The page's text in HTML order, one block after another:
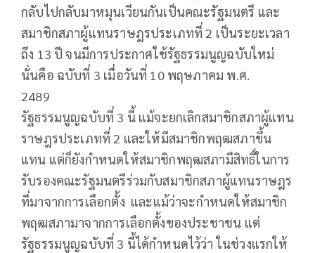
กลับไปกลับมาหมุนเวียนกันเป็นคณะรัฐมนตรี และ
สมาชิกสภาผู้แทนราษฎรประเภทที่ 2 เป็นระยะเวลา
ถึง 13 ปี จนมีการประกาศใช้รัฐธรรมนูญฉบับใหม่
นั่นคือ ฉบับที่ 3 เมื่อวันที่ 10 พฤษภาคม พ.ศ.
2489
รัฐธรรมนูญฉบับที่ 3 นี้ แม้จะยกเลิกสมาชิกสภาผู้แทน
ราษฎรประเภทที่ 2 และให้มีสมาชิกพฤฒสภาขึ้น
แทน แต่ก็ยังกำหนดให้สมาชิกพฤฒสภามีสิทธิ์ในการ
รับรองคณะรัฐมนตรีร่วมกับสมาชิกสภาผู้แทนราษฎร
ที่มาจากการเลือกตั้ง และแม้ว่าจะกำหนดให้สมาชิก
พฤฒสภามาจากการเลือกตั้งของประชาชน แต่
รัฐธรรมนูญฉบับที่ 3 นี้ได้กำหนดไว้ว่า ในช่วงแรกให้